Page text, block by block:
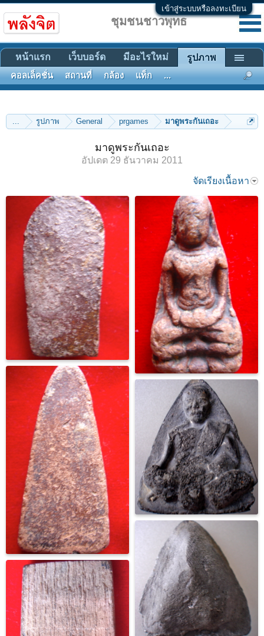
เข้าสู่ระบบหรือลงทะเบียน
... รูปภาพ General prgames มาดูพระกันเถอะ
มาดูพระกันเถอะ
อัปเดต 29 ธันวาคม 2011
จัดเรียงเนื้อหา
ชุมชนชาวพุทธ
หน้าแรก เว็บบอร์ด มีอะไรใหม่ รูปภาพ
คอลเล็คชั่น สถานที่ กล้อง แท็ก ...